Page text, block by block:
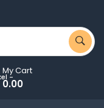
-
My Cart
0.00